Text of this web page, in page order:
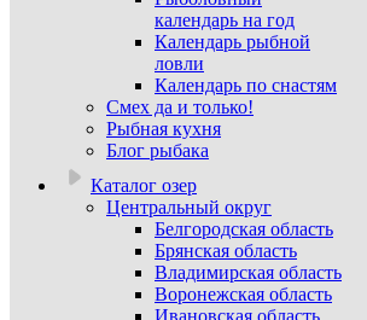
календарь на год
Календарь рыбной
ловли
Календарь по снастям
Смех да и только!
Рыбная кухня
Блог рыбака
Каталог озер
Центральный округ
Белгородская область
Брянская область
Владимирская область
Воронежская область
Ивановская область